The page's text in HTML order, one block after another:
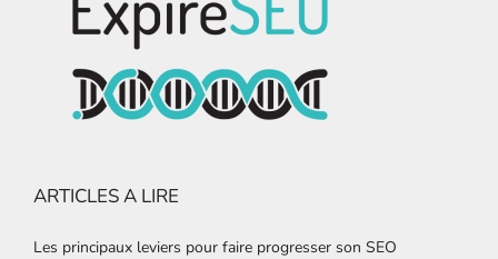
ARTICLES A LIRE
Les principaux leviers pour faire progresser son SEO